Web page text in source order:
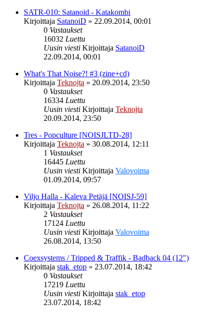
SATR-010: Satanoid - Katakombi
Kirjoittaja SatanoiD » 22.09.2014, 00:01
0 Vastaukset
16032 Luettu
Uusin viesti Kirjoittaja SatanoiD
22.09.2014, 00:01
What's That Noise?! #3 (zine+cd)
Kirjoittaja Teknojta » 20.09.2014, 23:50
0 Vastaukset
16334 Luettu
Uusin viesti Kirjoittaja Teknojta
20.09.2014, 23:50
Tres - Popculture [NOISJLTD-28]
Kirjoittaja Teknojta » 30.08.2014, 12:11
1 Vastaukset
16445 Luettu
Uusin viesti Kirjoittaja Valovoima
01.09.2014, 09:57
Viljo Halla - Kaleva Petäjä [NOISJ-59]
Kirjoittaja Teknojta » 26.08.2014, 11:22
2 Vastaukset
17124 Luettu
Uusin viesti Kirjoittaja Valovoima
26.08.2014, 13:50
Coexsystems / Tripped & Traffik - Badback 04 (12")
Kirjoittaja stak_etop » 23.07.2014, 18:42
0 Vastaukset
17219 Luettu
Uusin viesti Kirjoittaja stak_etop
23.07.2014, 18:42